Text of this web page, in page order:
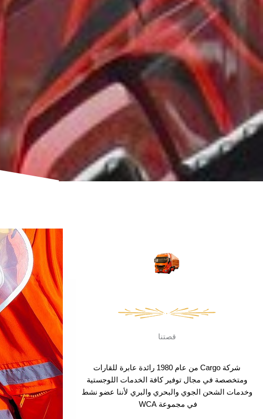
قصتنا
شركة Cargo من عام 1980 رائدة عابرة للقارات
ومتخصصة في مجال توفير كافة الخدمات اللوجستية
وخدمات الشحن الجوي والبحري والبري لأننا عضو نشط
في مجموعة WCA